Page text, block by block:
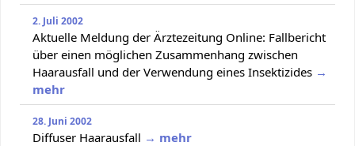
2. Juli 2002
Aktuelle Meldung der Ärztezeitung Online: Fallbericht
über einen möglichen Zusammenhang zwischen
Haarausfall und der Verwendung eines Insektizides →
mehr
28. Juni 2002
Diffuser Haarausfall → mehr